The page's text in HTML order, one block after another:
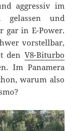
aggressiv im
gelassen und
gar in E-Power.
vorstellbar,
den V8-Biturbo
Im Panamera
warum also